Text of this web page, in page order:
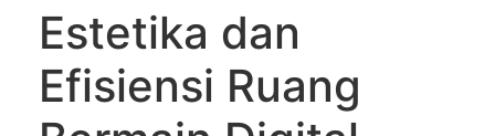
Estetika dan
Efisiensi Ruang